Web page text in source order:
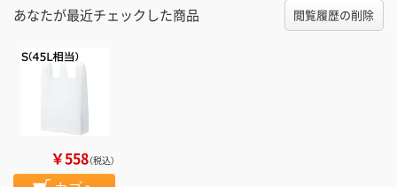
あなたが最近チェックした商品 閲覧履歴の削除
￥558（税込）